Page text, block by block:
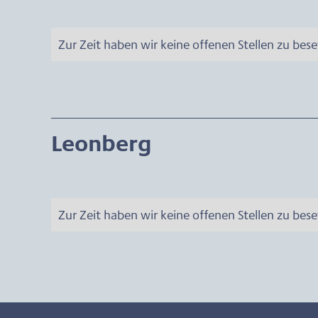
Zur Zeit haben wir keine offenen Stellen zu
Leonberg
Zur Zeit haben wir keine offenen Stellen zu